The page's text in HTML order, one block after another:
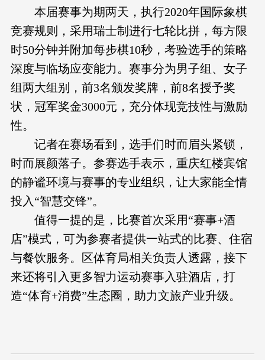
形象片 短视频 荟睛彩 直播回看
本届赛事为期两天，执行2020年国际象棋
竞赛规则，采用瑞士制进行七轮比拼，每方限
时50分钟并附加每步棋10秒，考验选手的策略
深度与临场应变能力。赛事分为男子组、女子
组两大组别，前3名颁发奖牌，前8名授予奖
状，冠军奖金3000元，充分体现竞技性与激励
性。
记者在赛场看到，选手们时而眉头紧锁，
时而展颜落子。参赛选手表示，重庆红楼宾馆
的静谧环境与赛事的专业组织，让大家能全情
投入“智慧交锋”。
值得一提的是，比赛首次采用“赛事+酒
店”模式，可为参赛者提供一站式的比赛、住宿
与餐饮服务。区体育局相关负责人透露，接下
来还将引入更多智力运动赛事入驻酒店，打
造“体育+消费”生态圈，助力文旅产业升级。